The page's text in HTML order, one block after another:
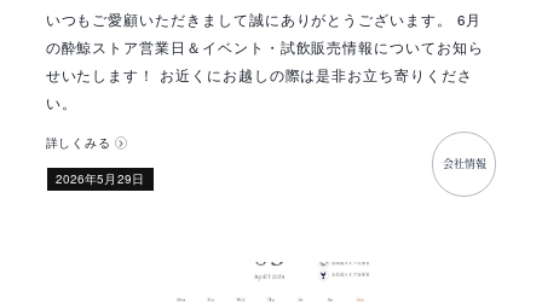
いつもご愛顧いただきまして誠にありがとうございます。 6月
の酔鯨ストア営業日＆イベント・試飲販売情報についてお知ら
せいたします！ お近くにお越しの際は是非お立ち寄りくださ
い。
会社情報
詳しくみる
​2026年5月29日